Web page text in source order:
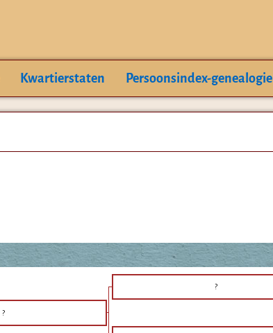
Kwartierstaten Persoonsindex-genealogie
?
?